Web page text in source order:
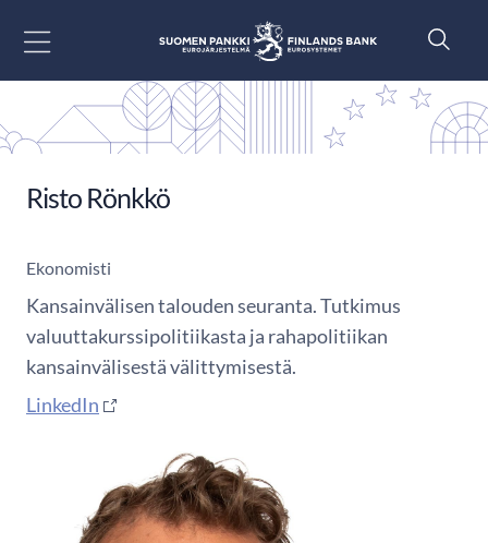
Risto Rönkkö
Ekonomisti
Kansainvälisen talouden seuranta. Tutkimus
valuuttakurssipolitiikasta ja rahapolitiikan
kansainvälisestä välittymisestä.
LinkedIn